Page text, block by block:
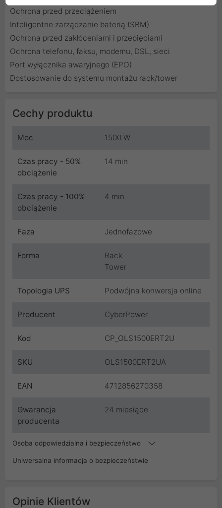
Ochrona przed przeciążeniem
Inteligentne zarządzanie baterią (SBM)
Ochrona przed zakłóceniami i przepięciami
Ochrona telefonu, faksu, modemu, DSL, sieci
Port wyłącznika awaryjnego (EPO)
Dostosowanie do systemu montażu rack/tower
Cechy produktu
Moc 1500 W
Czas pracy - 50%
obciążenie
14 min
Czas pracy - 100%
obciążenie
4 min
Faza Jednofazowe
Forma
Rack
Tower
Topologia UPS Podwójna konwersja online
Producent CyberPower
Kod CP_OLS1500ERT2U
SKU OLS1500ERT2UA
EAN 4712856270358
Gwarancja
producenta
24 miesiące
Osoba odpowiedzialna i bezpieczeństwo
Uniwersalna informacja o bezpieczeństwie
Opinie Klientów